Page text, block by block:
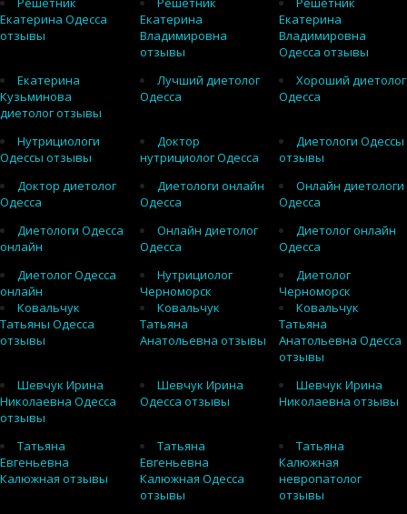
Екатерина Одесса
отзывы
Екатерина
Владимировна
отзывы
Екатерина
Владимировна
Одесса отзывы
Екатерина
Кузьминова
диетолог отзывы
Лучший диетолог
Одесса
Хороший диетолог
Одесса
Нутрициологи
Одессы отзывы
Доктор
нутрициолог Одесса
Диетологи Одессы
отзывы
Доктор диетолог
Одесса
Диетологи онлайн
Одесса
Онлайн диетологи
Одесса
Диетологи Одесса
онлайн
Онлайн диетолог
Одесса
Диетолог онлайн
Одесса
Диетолог Одесса
онлайн
Нутрициолог
Черноморск
Диетолог
Черноморск
Ковальчук
Татьяны Одесса
отзывы
Ковальчук
Татьяна
Анатольевна отзывы
Ковальчук
Татьяна
Анатольевна Одесса
отзывы
Шевчук Ирина
Николаевна Одесса
отзывы
Шевчук Ирина
Одесса отзывы
Шевчук Ирина
Николаевна отзывы
Татьяна
Евгеньевна
Калюжная отзывы
Татьяна
Евгеньевна
Калюжная Одесса
отзывы
Татьяна
Калюжная
невропатолог
отзывы